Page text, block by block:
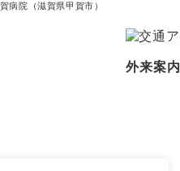
病院（滋賀県甲賀市）
外来案内